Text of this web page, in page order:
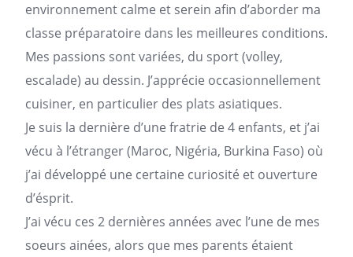
environnement calme et serein afin d’aborder ma
classe préparatoire dans les meilleures conditions.
Mes passions sont variées, du sport (volley,
escalade) au dessin. J’apprécie occasionnellement
cuisiner, en particulier des plats asiatiques.
Je suis la dernière d’une fratrie de 4 enfants, et j’ai
vécu à l’étranger (Maroc, Nigéria, Burkina Faso) où
j’ai développé une certaine curiosité et ouverture
d’ésprit.
J’ai vécu ces 2 dernières années avec l’une de mes
soeurs ainées, alors que mes parents étaient